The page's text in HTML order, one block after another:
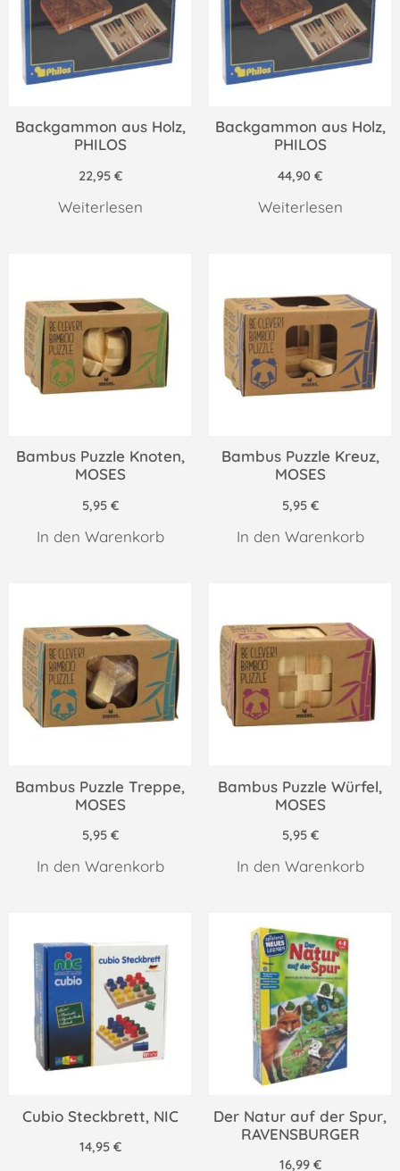
Backgammon aus Holz,
PHILOS
22,95 €
Weiterlesen
Backgammon aus Holz,
PHILOS
44,90 €
Weiterlesen
Bambus Puzzle Knoten,
MOSES
5,95 €
In den Warenkorb
Bambus Puzzle Kreuz,
MOSES
5,95 €
In den Warenkorb
Bambus Puzzle Treppe,
MOSES
5,95 €
In den Warenkorb
Bambus Puzzle Würfel,
MOSES
5,95 €
In den Warenkorb
Cubio Steckbrett, NIC
14,95 €
Der Natur auf der Spur,
RAVENSBURGER
16,99 €